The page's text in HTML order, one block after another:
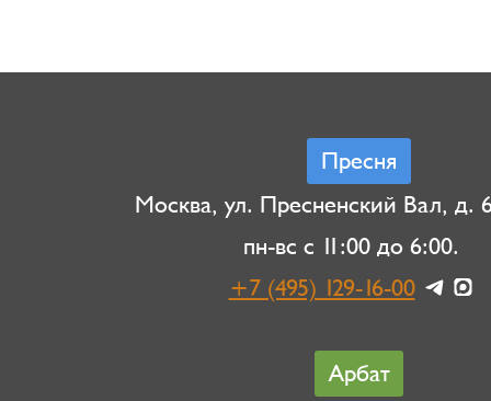
Пресня
Москва, ул. Пресненский Вал, д.
пн-вс с 11:00 до 6:00.
+7 (495) 129-16-00
Арбат